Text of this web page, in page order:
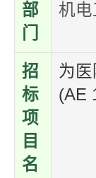
部
门
机
招
标
项
目
名
为
(AE